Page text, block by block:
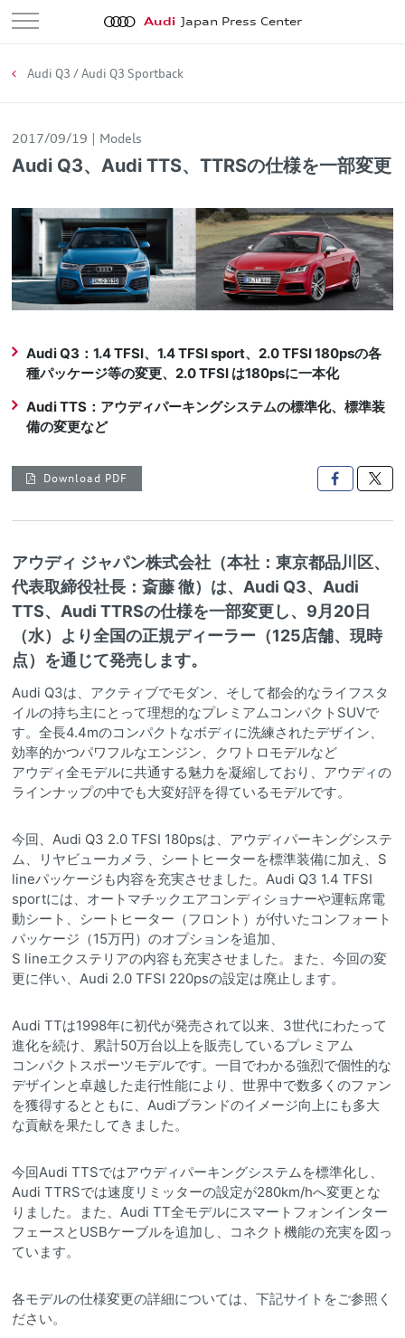
Audi Japan Press Center
Audi Q3 / Audi Q3 Sportback
2017/09/19 Models
Audi Q3、Audi TTS、TTRSの仕様を一部変更
Audi Q3：1.4 TFSI、1.4 TFSI sport、2.0 TFSI 180psの各
種パッケージ等の変更、2.0 TFSI は180psに一本化
Audi TTS：アウディパーキングシステムの標準化、標準装
備の変更など
Download PDF 
アウディ ジャパン株式会社（本社：東京都品川区、
代表取締役社長：斎藤 徹）は、Audi Q3、Audi
TTS、Audi TTRSの仕様を一部変更し、9月20日
（水）より全国の正規ディーラー（125店舗、現時
点）を通じて発売します。
Audi Q3は、アクティブでモダン、そして都会的なライフスタ
イルの持ち主にとって理想的なプレミアムコンパクトSUVで
す。全長4.4mのコンパクトなボディに洗練されたデザイン、
効率的かつパワフルなエンジン、クワトロモデルなど
アウディ全モデルに共通する魅力を凝縮しており、アウディの
ラインナップの中でも大変好評を得ているモデルです。
今回、Audi Q3 2.0 TFSI 180psは、アウディパーキングシステ
ム、リヤビューカメラ、シートヒーターを標準装備に加え、S
lineパッケージも内容を充実させました。Audi Q3 1.4 TFSI
sportには、オートマチックエアコンディショナーや運転席電
動シート、シートヒーター（フロント）が付いたコンフォート
パッケージ（15万円）のオプションを追加、
S lineエクステリアの内容も充実させました。また、今回の変
更に伴い、Audi 2.0 TFSI 220psの設定は廃止します。
Audi TTは1998年に初代が発売されて以来、3世代にわたって
進化を続け、累計50万台以上を販売しているプレミアム
コンパクトスポーツモデルです。一目でわかる強烈で個性的な
デザインと卓越した走行性能により、世界中で数多くのファン
を獲得するとともに、Audiブランドのイメージ向上にも多大
な貢献を果たしてきました。
今回Audi TTSではアウディパーキングシステムを標準化し、
Audi TTRSでは速度リミッターの設定が280km/hへ変更とな
りました。また、Audi TT全モデルにスマートフォンインター
フェースとUSBケーブルを追加し、コネクト機能の充実を図っ
ています。
各モデルの仕様変更の詳細については、下記サイトをご参照く
ださい。